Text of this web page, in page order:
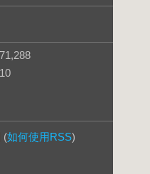
71,288
10
(如何使用RSS)